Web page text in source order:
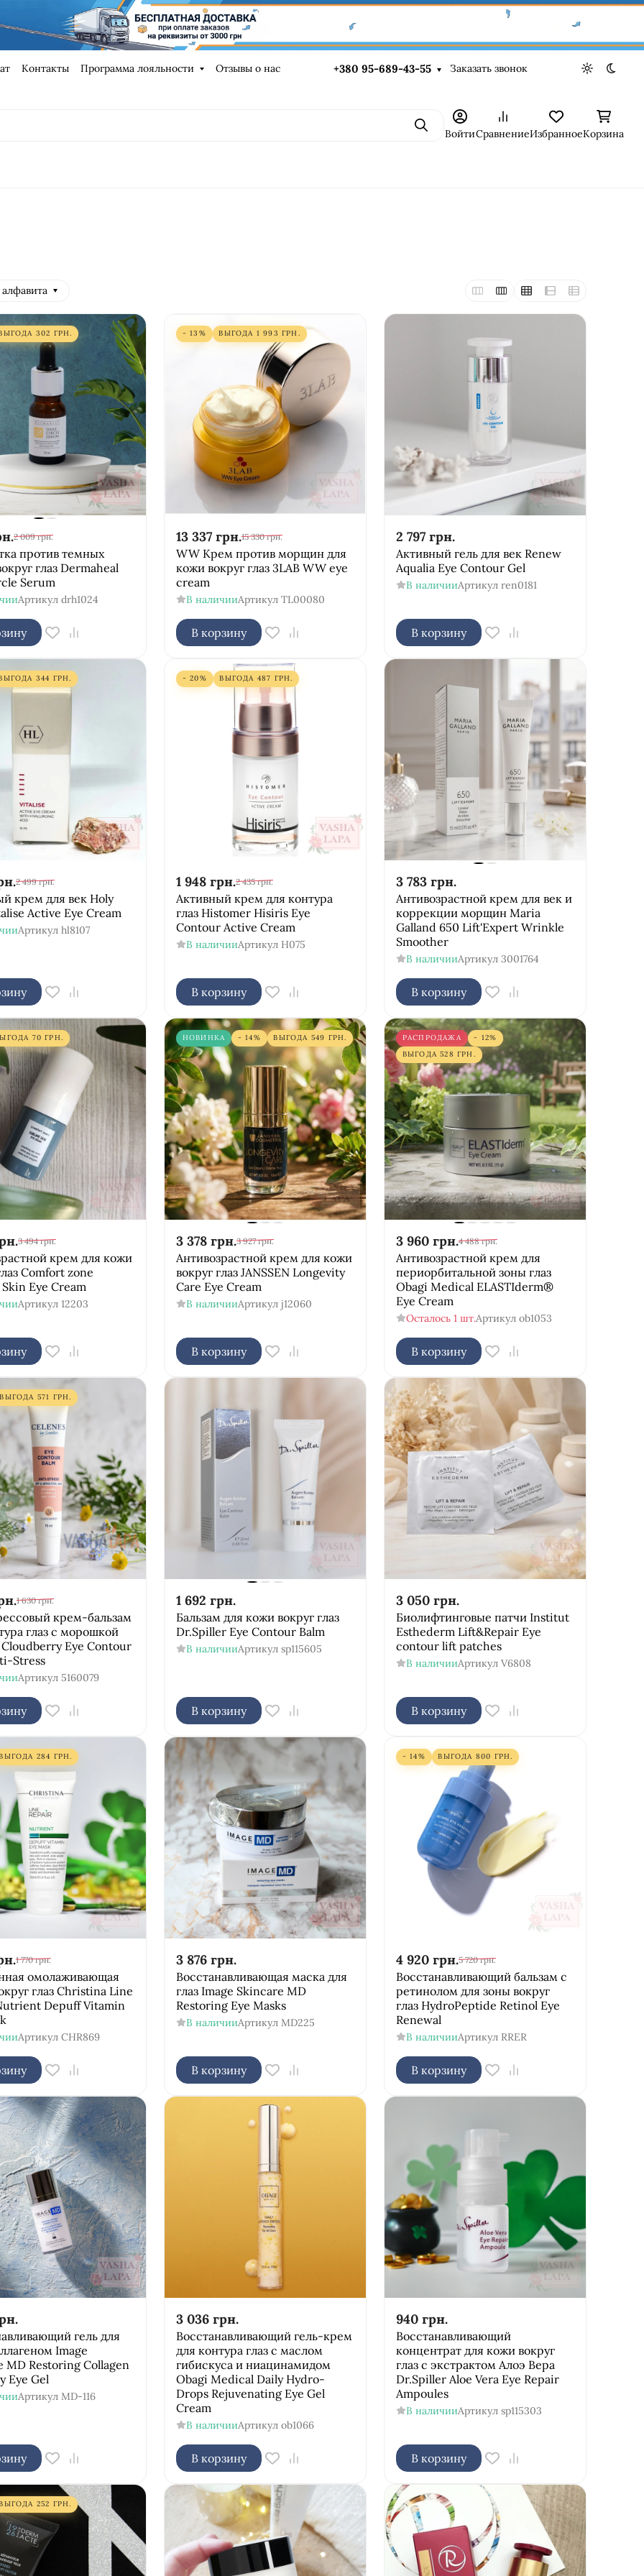
Контакты Программа лояльности Отзывы о нас +380 95-689-43-55 Заказать звонок Светлая
ПоискВойтиСравнениеИзбранноеКорзина
302 ГРН.
2 009 грн.
против темных
глаз Dermaheal
Serum
Артикул drh1024
- 13% ВЫГОДА 1 993 ГРН.
13 337 грн.15 330 грн.
WW Крем против морщин для
кожи вокруг глаз 3LAB WW eye
cream
В наличииАртикул TL00080
В корзину
2 797 грн.
Активный гель для век Renew
Aqualia Eye Contour Gel
В наличииАртикул ren0181
В корзину
344 ГРН.
2 499 грн.
крем для век Holy
Active Eye Cream
Артикул hl8107
- 20% ВЫГОДА 487 ГРН.
1 948 грн.2 435 грн.
Активный крем для контура
глаз Histomer Hisiris Eye
Contour Active Cream
В наличииАртикул H075
В корзину
3 783 грн.
Антивозрастной крем для век и
коррекции морщин Maria
Galland 650 Lift'Expert Wrinkle
Smoother
В наличииАртикул 3001764
В корзину
70 ГРН.
3 494 грн.
крем для кожи
Comfort zone
Eye Cream
Артикул 12203
НОВИНКА - 14% ВЫГОДА 549 ГРН.
3 378 грн.3 927 грн.
Антивозрастной крем для кожи
вокруг глаз JANSSEN Longevity
Care Eye Cream
В наличииАртикул j12060
В корзину
РАСПРОДАЖА
- 12%
ВЫГОДА528 ГРН.
3 960 грн.4 488 грн.
Антивозрастной крем для
периорбитальной зоны глаз
Obagi Medical ELASTIderm®
Eye Cream
Осталось 1 шт.Артикул ob1053
В корзину
ВЫГОДА 571 ГРН.
1 630 грн.
крем-бальзам
глаз с морошкой
Eye Contour
Stress
Артикул 5160079
1 692 грн.
Бальзам для кожи вокруг глаз
Dr.Spiller Eye Contour Balm
В наличииАртикул sp115605
В корзину
3 050 грн.
Биолифтинговые патчи Institut
Esthederm Lift&Repair Eye
contour lift patches
В наличииАртикул V6808
В корзину
284 ГРН.
1 770 грн.
омолаживающая
глаз Christina Line
Depuff Vitamin
Артикул CHR869
3 876 грн.
Восстанавливающая маска для
глаз Image Skincare MD
Restoring Eye Masks
В наличииАртикул MD225
В корзину
- 14% ВЫГОДА 800 ГРН.
4 920 грн.5 720 грн.
Восстанавливающий бальзам с
ретинолом для зоны вокруг
глаз HydroPeptide Retinol Eye
Renewal
В наличииАртикул RRER
В корзину
гель для
Image
MD Restoring Collagen
Eye Gel
Артикул MD-116
3 036 грн.
Восстанавливающий гель-крем
для контура глаз с маслом
гибискуса и ниацинамидом
Obagi Medical Daily Hydro-
Drops Rejuvenating Eye Gel
Cream
В наличииАртикул ob1066
В корзину
940 грн.
Восстанавливающий
концентрат для кожи вокруг
глаз с экстрактом Алоэ Вера
Dr.Spiller Aloe Vera Eye Repair
Ampoules
В наличииАртикул sp115303
В корзину
252 ГРН.